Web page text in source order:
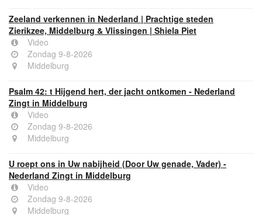
Zeeland verkennen in Nederland | Prachtige steden
Zierikzee, Middelburg & Vlissingen | Shiela Piet
Video
Zondag 9-8-2026
Middelburg
Psalm 42: t Hijgend hert, der jacht ontkomen - Nederland
Zingt in Middelburg
Video
Zondag 9-8-2026
Middelburg
U roept ons in Uw nabijheid (Door Uw genade, Vader) -
Nederland Zingt in Middelburg
Video
Zondag 9-8-2026
Middelburg